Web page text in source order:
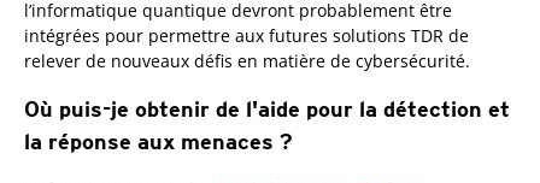
l’informatique quantique devront probablement être
intégrées pour permettre aux futures solutions TDR de
relever de nouveaux défis en matière de cybersécurité.
Où puis-je obtenir de l'aide pour la détection et
la réponse aux menaces ?